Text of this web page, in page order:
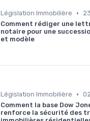
Législation Immobilière •
Comment rédiger une
notaire pour une
et modèle
Législation Immobilière •
Comment la base Dow
renforce la sécurité des